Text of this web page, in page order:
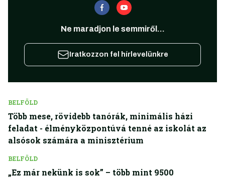
Ne maradjon le semmiről...
Iratkozzon fel hírlevelünkre
BELFÖLD
Több mese, rövidebb tanórák, minimális házi
feladat - élményközpontúvá tenné az iskolát az
alsósok számára a minisztérium
BELFÖLD
„Ez már nekünk is sok” – több mint 9500